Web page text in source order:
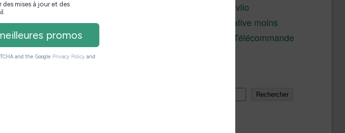
:
liseuses Kobo et Vivlio
Une alternative moins
chère à la Télécommande
Rechercher